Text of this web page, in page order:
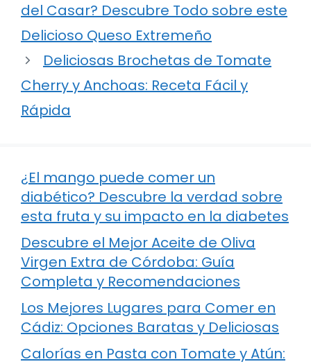
del Casar? Descubre Todo sobre este
Delicioso Queso Extremeño
Deliciosas Brochetas de Tomate
Cherry y Anchoas: Receta Fácil y
Rápida
¿El mango puede comer un
diabético? Descubre la verdad sobre
esta fruta y su impacto en la diabetes
Descubre el Mejor Aceite de Oliva
Virgen Extra de Córdoba: Guía
Completa y Recomendaciones
Los Mejores Lugares para Comer en
Cádiz: Opciones Baratas y Deliciosas
Calorías en Pasta con Tomate y Atún: